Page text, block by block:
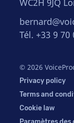
WC2H 9JQ
Tél. +33 9 70
© 2026
Privacy policy
Terms and
Cookie law